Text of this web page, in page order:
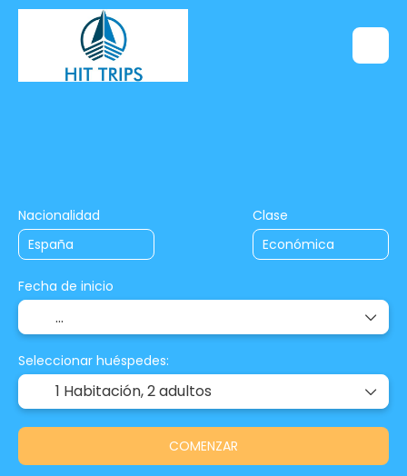
Nacionalidad Clase
Fecha de inicio
Seleccionar huéspedes:
1 Habitación,2 adultos
COMENZAR